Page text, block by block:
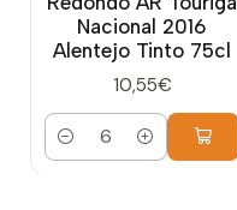
Nacional 2016
Alentejo Tinto 75cl
10,55€
Quantidade